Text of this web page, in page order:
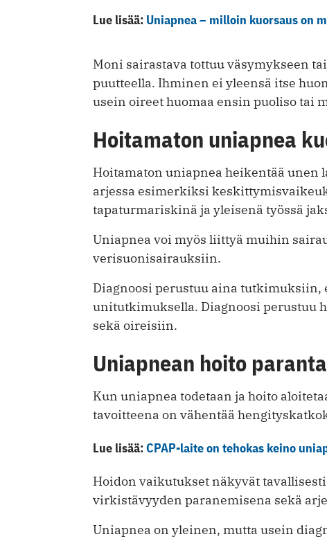
Lue lisää: Uniapnea – milloin kuorsaus on
Moni sairastava tottuu väsymykseen
puutteella. Ihminen ei yleensä itse
usein oireet huomaa ensin puoliso tai
Hoitamaton uniapnea
Hoitamaton uniapnea heikentää unen
arjessa esimerkiksi
tapaturmariskinä ja yleisenä työssä
Uniapnea voi myös liittyä muihin
verisuonisairauksiin.
Diagnoosi perustuu aina
unitutkimuksella. Diagnoosi perustuu
sekä oireisiin.
Uniapnean hoito
Kun uniapnea todetaan ja hoito
tavoitteena on vähentää
Lue lisää:CPAP-laite on tehokas keino
Hoidon vaikutukset näkyvät
virkistävyyden paranemisena sekä
Uniapnea on yleinen, mutta usein